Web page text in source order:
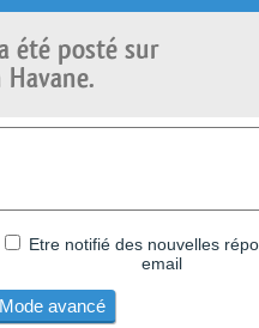
été posté sur
Havane.
Etre notifié des nouvelles
email
Mode avancé